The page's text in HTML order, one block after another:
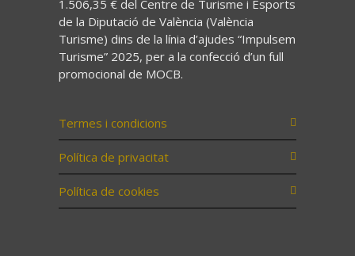
1.506,35 € del Centre de Turisme i Esports
de la Diputació de València (València
Turisme) dins de la línia d’ajudes “Impulsem
Turisme” 2025, per a la confecció d’un full
promocional de MOCB.
Termes i condicions
Política de privacitat
Política de cookies